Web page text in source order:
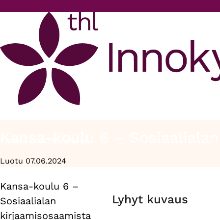
Luotu 07.06.2024
Primary
tabs
Kansa-koulu 6 –
Sosiaalialan
kirjaamisosaamista
Lyhyt kuvaus